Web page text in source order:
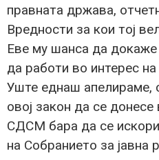
правната држава,
Вредности за кои тој
Еве му шанса да докаже
да работи во интерес на
Уште еднаш апелираме,
овој закон да се
СДСМ бара да се
на Собранието за јавна